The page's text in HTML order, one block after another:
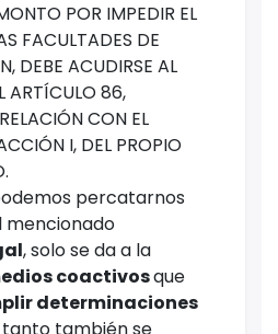
POR IMPEDIR EL
FACULTADES DE
DEBE ACUDIRSE AL
ARTÍCULO 86,
CON EL
I, DEL PROPIO
percatarnos
mencionado
, solo se da a la
coactivosque
determinaciones